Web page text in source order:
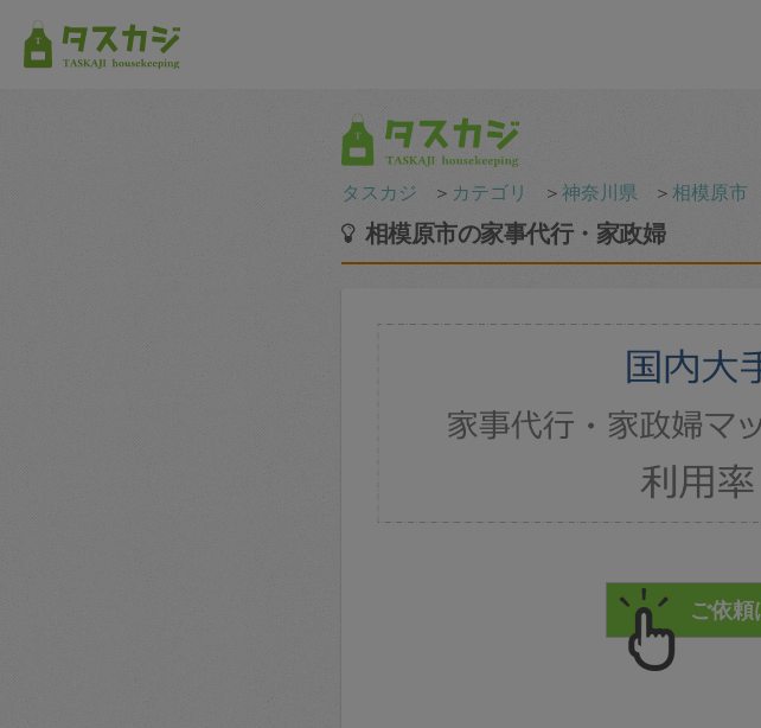
タスカジ ＞ カテゴリ ＞神奈川県 ＞相模原市
相模原市の家事代行・家政婦